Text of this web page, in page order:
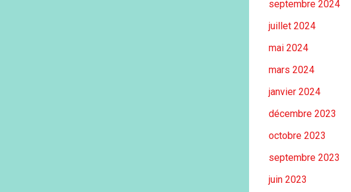
septembre 2024
juillet 2024
mai 2024
mars 2024
janvier 2024
décembre 2023
octobre 2023
septembre 2023
juin 2023